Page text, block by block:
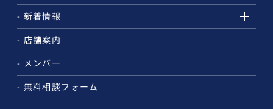
新着情報
店舗案内
メンバー
無料相談フォーム